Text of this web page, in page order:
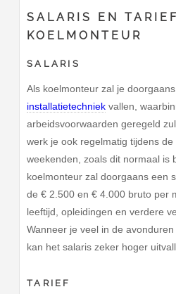
SALARIS EN
KOELMONTEUR
SALARIS
Als koelmonteur zal je
installatietechniek vallen,
arbeidsvoorwaarden geregeld
werk je ook regelmatig tijdens
weekenden, zoals dit normaal is
koelmonteur zal doorgaans een
de € 2.500 en € 4.000 bruto per
leeftijd, opleidingen en verdere
Wanneer je veel in de
kan het salaris zeker hoger
TARIEF